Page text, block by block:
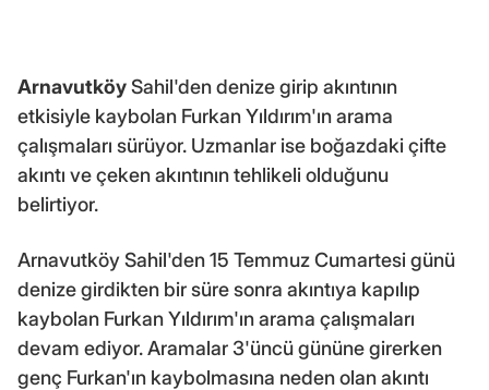
ArnavutköySahil'den denize girip akıntının
etkisiyle kaybolan Furkan Yıldırım'ın arama
çalışmaları sürüyor. Uzmanlar ise boğazdaki çifte
akıntı ve çeken akıntının tehlikeli olduğunu
belirtiyor.
Arnavutköy Sahil'den 15 Temmuz Cumartesi günü
denize girdikten bir süre sonra akıntıya kapılıp
kaybolan Furkan Yıldırım'ın arama çalışmaları
devam ediyor. Aramalar 3'üncü gününe girerken
genç Furkan'ın kaybolmasına neden olan akıntı